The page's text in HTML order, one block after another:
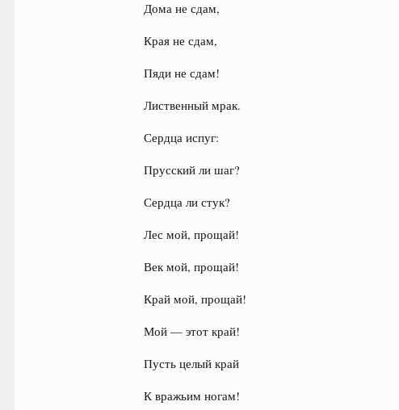
Дома не сдам,
Края не сдам,
Пяди не сдам!
Лиственный мрак.
Сердца испуг:
Прусский ли шаг?
Сердца ли стук?
Лес мой, прощай!
Век мой, прощай!
Край мой, прощай!
Мой — этот край!
Пусть целый край
К вражьим ногам!